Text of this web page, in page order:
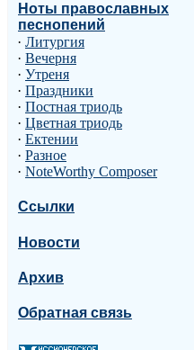
Ноты православных
песнопений
· Литургия
· Вечерня
· Утреня
· Праздники
· Постная триодь
· Цветная триодь
· Ектении
· Разное
· NoteWorthy Composer
Ссылки
Новости
Архив
Обратная связь